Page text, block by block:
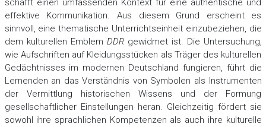
schafft einen umfassenden Kontext für eine authentische und
effektive Kommunikation. Aus diesem Grund erscheint es
sinnvoll, eine thematische Unterrichtseinheit einzubeziehen, die
dem kulturellen Emblem DDRgewidmet ist. Die Untersuchung,
wie Aufschriften auf Kleidungsstücken als Träger des kulturellen
Gedächtnisses im modernen Deutschland fungieren, führt die
Lernenden an das Verständnis von Symbolen als Instrumenten
der Vermittlung historischen Wissens und der Formung
gesellschaftlicher Einstellungen heran. Gleichzeitig fördert sie
sowohl ihre sprachlichen Kompetenzen als auch ihre kulturelle